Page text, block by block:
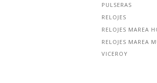
PULSERAS
RELOJES
RELOJES MAREA
RELOJES MAREA
VICEROY